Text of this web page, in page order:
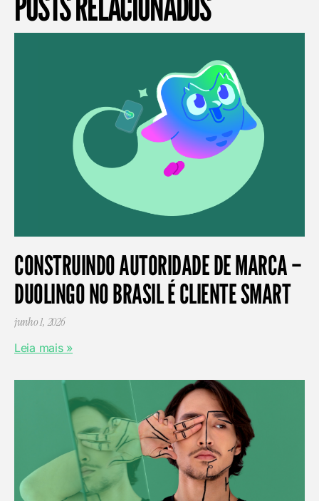
CONSTRUINDO AUTORIDADE DE MARCA –
DUOLINGO NO BRASIL É CLIENTE SMART
junho 1, 2026
Leia mais »